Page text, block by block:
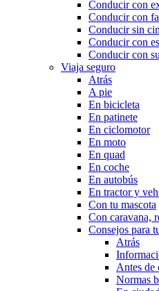
Conducir con
Conducir con
Conducir sin
Conducir con
Conducir con
Viaja seguro
Atrás
A pie
En bicicleta
En patinete
En ciclomotor
En moto
En quad
En coche
En autobús
En tractor y
Con tu mascota
Con caravana,
Consejos para
Atrás
Antes de
Normas